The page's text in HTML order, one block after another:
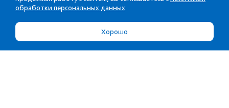
обработки персональных данных
Хорошо